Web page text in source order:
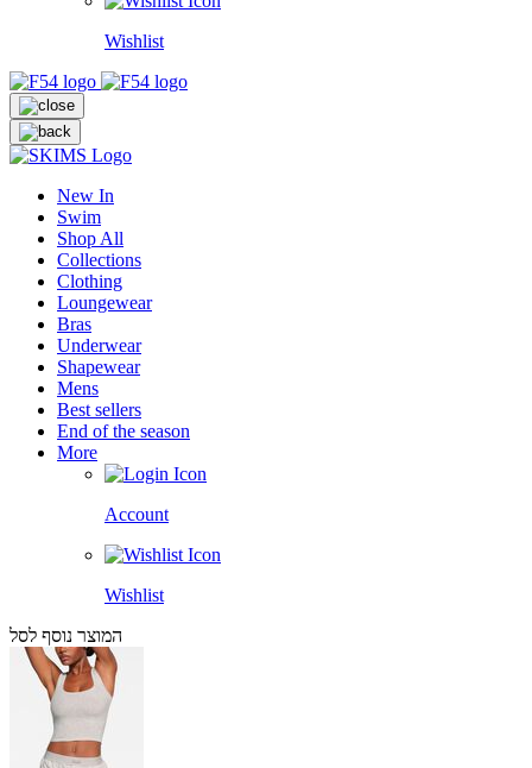
Wishlist
New In
Swim
Shop All
Collections
Clothing
Loungewear
Bras
Underwear
Shapewear
Mens
Best sellers
End of the season
More
Account
Wishlist
המוצר נוסף לסל